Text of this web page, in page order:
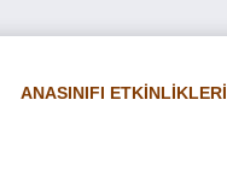
ANASINIFI ETKİNLİKLERİ